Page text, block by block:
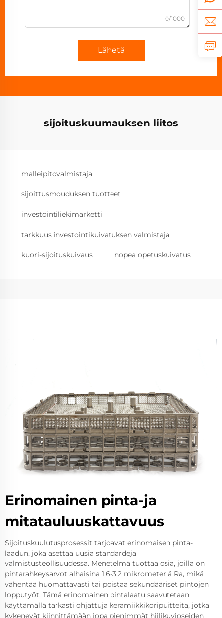
0/1000
Lähetä
sijoituskuumauksen liitos
malleipitovalmistaja
sijoittusmouduksen tuotteet
investointiliekimarketti
tarkkuus investointikuivatuksen valmistaja
kuori-sijoituskuivaus nopea opetuskuivatus
Erinomainen pinta-ja
mitatauluuskattavuus
Sijoituskuulutusprosessit tarjoavat erinomaisen pinta-
laadun, joka asettaa uusia standardeja
valmistusteollisuudessa. Menetelmä tuottaa osia, joilla on
pintarahkeysarvot alhaisina 1,6-3,2 mikrometeriä Ra, mikä
vähentää huomattavasti tai poistaa sekundääriset pintojen
lopputyöt. Tämä erinomainen pintalaatu saavutetaan
käyttämällä tarkasti ohjattuja keramiikkikoripuitteita, jotka
kykenevät kiinnittämään jopa pienimmät hiilikuvioseiden